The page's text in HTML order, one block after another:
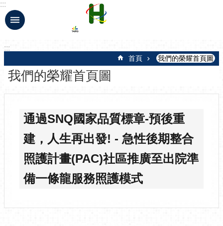
跳到主要內容區塊
:::
:::
首頁 我們的榮耀首頁圖
我們的榮耀首頁圖
通過SNQ國家品質標章-預後重
建，人生再出發! - 急性後期整合
照護計畫(PAC)社區推廣至出院準
備一條龍服務照護模式